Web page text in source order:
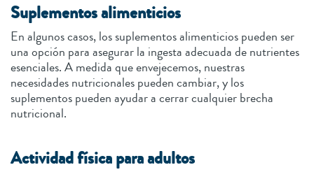
Suplementos alimenticios
En algunos casos, los suplementos alimenticios pueden ser
una opción para asegurar la ingesta adecuada de nutrientes
esenciales. A medida que envejecemos, nuestras
necesidades nutricionales pueden cambiar, y los
suplementos pueden ayudar a cerrar cualquier brecha
nutricional.
Actividad física para adultos